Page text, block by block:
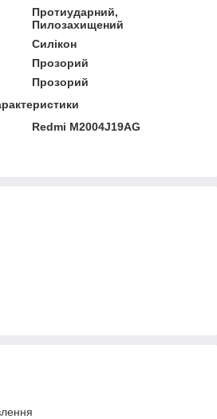
Протиударний,
Пилозахищений
Силікон
Прозорий
Прозорий
Redmi M2004J19AG